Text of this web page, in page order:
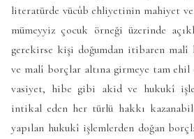
literatürde vücûb ehliyetinin mahiyet
mümeyyiz çocuk örneği üzerinde
gerekirse kişi doğumdan itibaren malî
ve malî borçlar altına girmeye tam ehil
vasiyet, hibe gibi akid ve hukukî
intikal eden her türlü hakkı
yapılan hukukî işlemlerden doğan